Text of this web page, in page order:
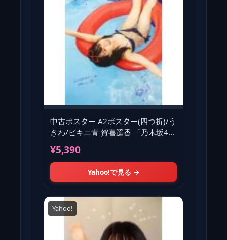
中古ポスター A2ポスター(四つ折)/う
きわ/ビキニ青 賀喜遥香 「乃木坂46
¥5,390
Yahoo!で見る →
Yahoo!